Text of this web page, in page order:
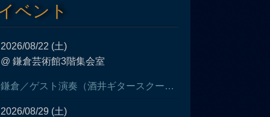
ベント
2026/08/22 (土)
@ 鎌倉芸術館3階集会室
鎌倉／ゲスト演奏（酒井ギタースクール発表会）
2026/08/29 (土)